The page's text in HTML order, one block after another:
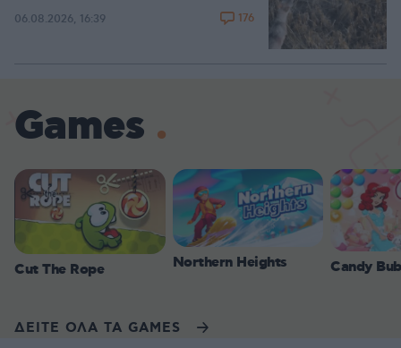
06.08.2026, 16:39 176
Games
Cut The Rope Northern Heights Candy
ΔΕΙΤΕ ΟΛΑ ΤΑ GAMES